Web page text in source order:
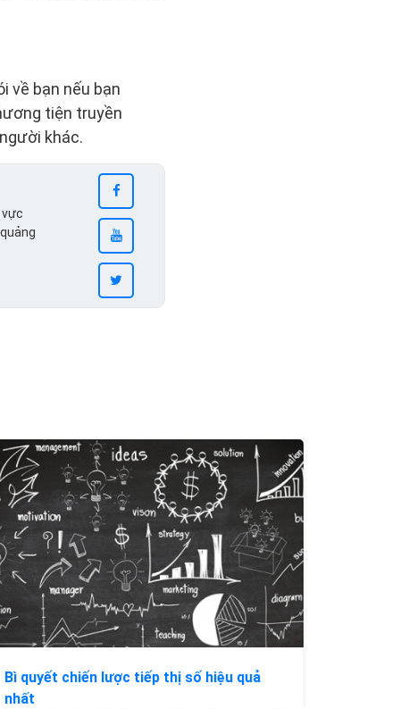
về bạn nếu bạn
tiện truyền
khác.
vực
Bì quyết chiến lược tiếp thị số hiệu quả
nhất